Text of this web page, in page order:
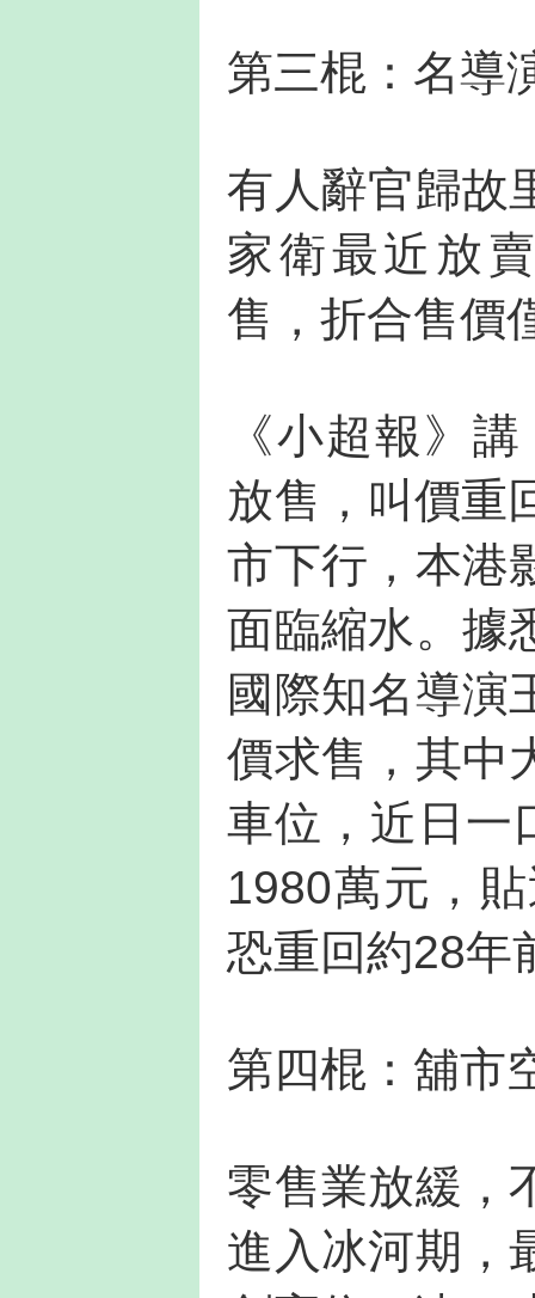
第三棍：名導
有人辭官歸故
家衛最近放
售，折合售價
《小超報》
放售，叫價重
市下行，本港
面臨縮水。據
國際知名導演
價求售，其中
車位，近日一
1980萬元，
恐重回約28年
第四棍：舖市
零售業放緩，
進入冰河期，